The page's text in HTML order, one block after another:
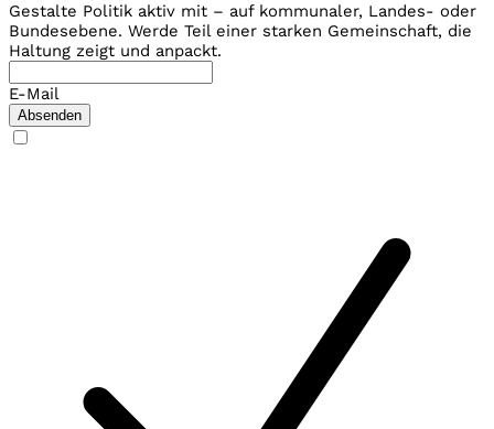
Gestalte Politik aktiv mit – auf kommunaler, Landes- oder
Bundesebene. Werde Teil einer starken Gemeinschaft, die
Haltung zeigt und anpackt.
E-Mail
Absenden